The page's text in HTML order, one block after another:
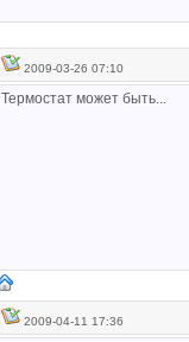
2009-03-26 07:10
Термостат может быть...
2009-04-11 17:36